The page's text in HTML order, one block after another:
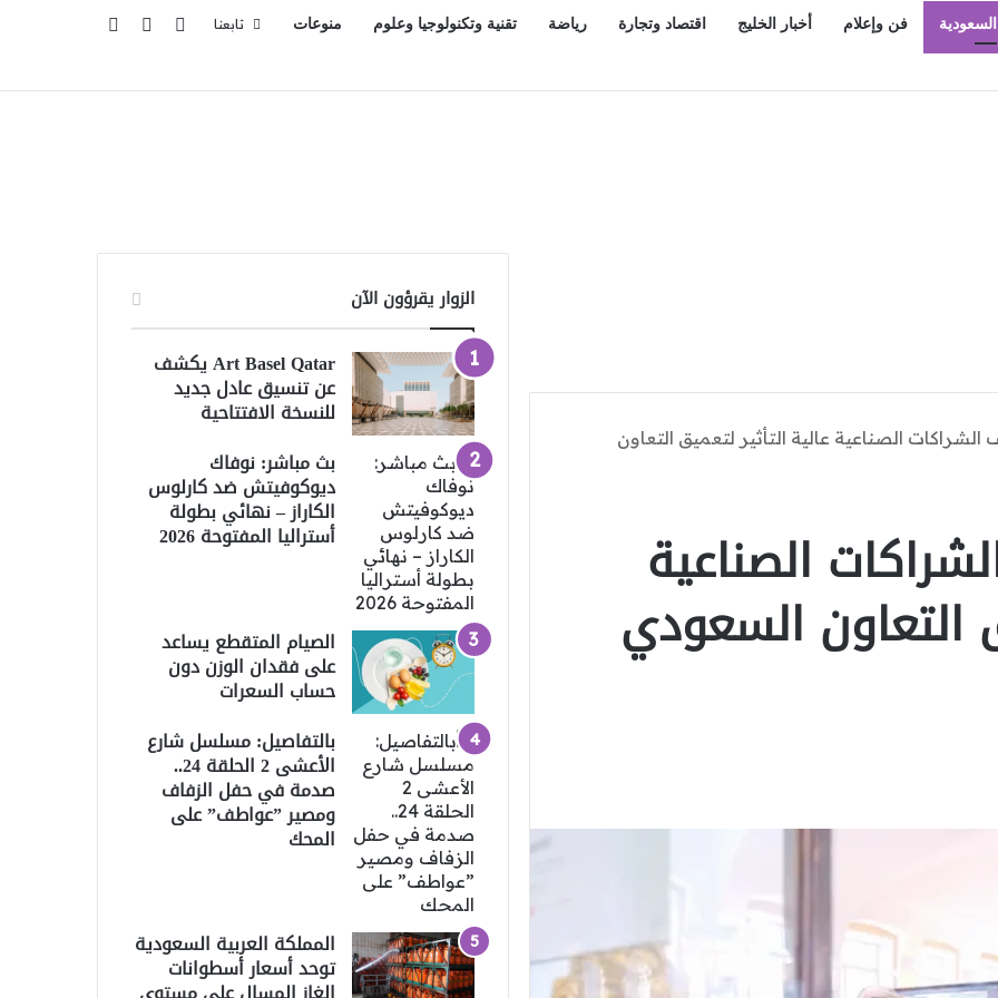
السعودية فن وإعلام أخبار الخليج اقتصاد وتجارة رياضة تقنية وتكنولوجيا وعلوم منوعات تابعنا تسجيل الدخول
إضافة عمود
الصناعية عالية التأثير لتعميق التعاون
الصناعية
التعاون السعودي
الزوار يقرؤون الآن
Art Basel Qatar يكشف
عن تنسيق عادل جديد
للنسخة الافتتاحية
بث مباشر: نوفاك
ديوكوفيتش ضد كارلوس
الكاراز – نهائي بطولة
أستراليا المفتوحة 2026
الصيام المتقطع يساعد
على فقدان الوزن دون
حساب السعرات
بالتفاصيل: مسلسل شارع
الأعشى 2 الحلقة 24..
صدمة في حفل الزفاف
ومصير ”عواطف” على
المحك
المملكة العربية السعودية
توحد أسعار أسطوانات